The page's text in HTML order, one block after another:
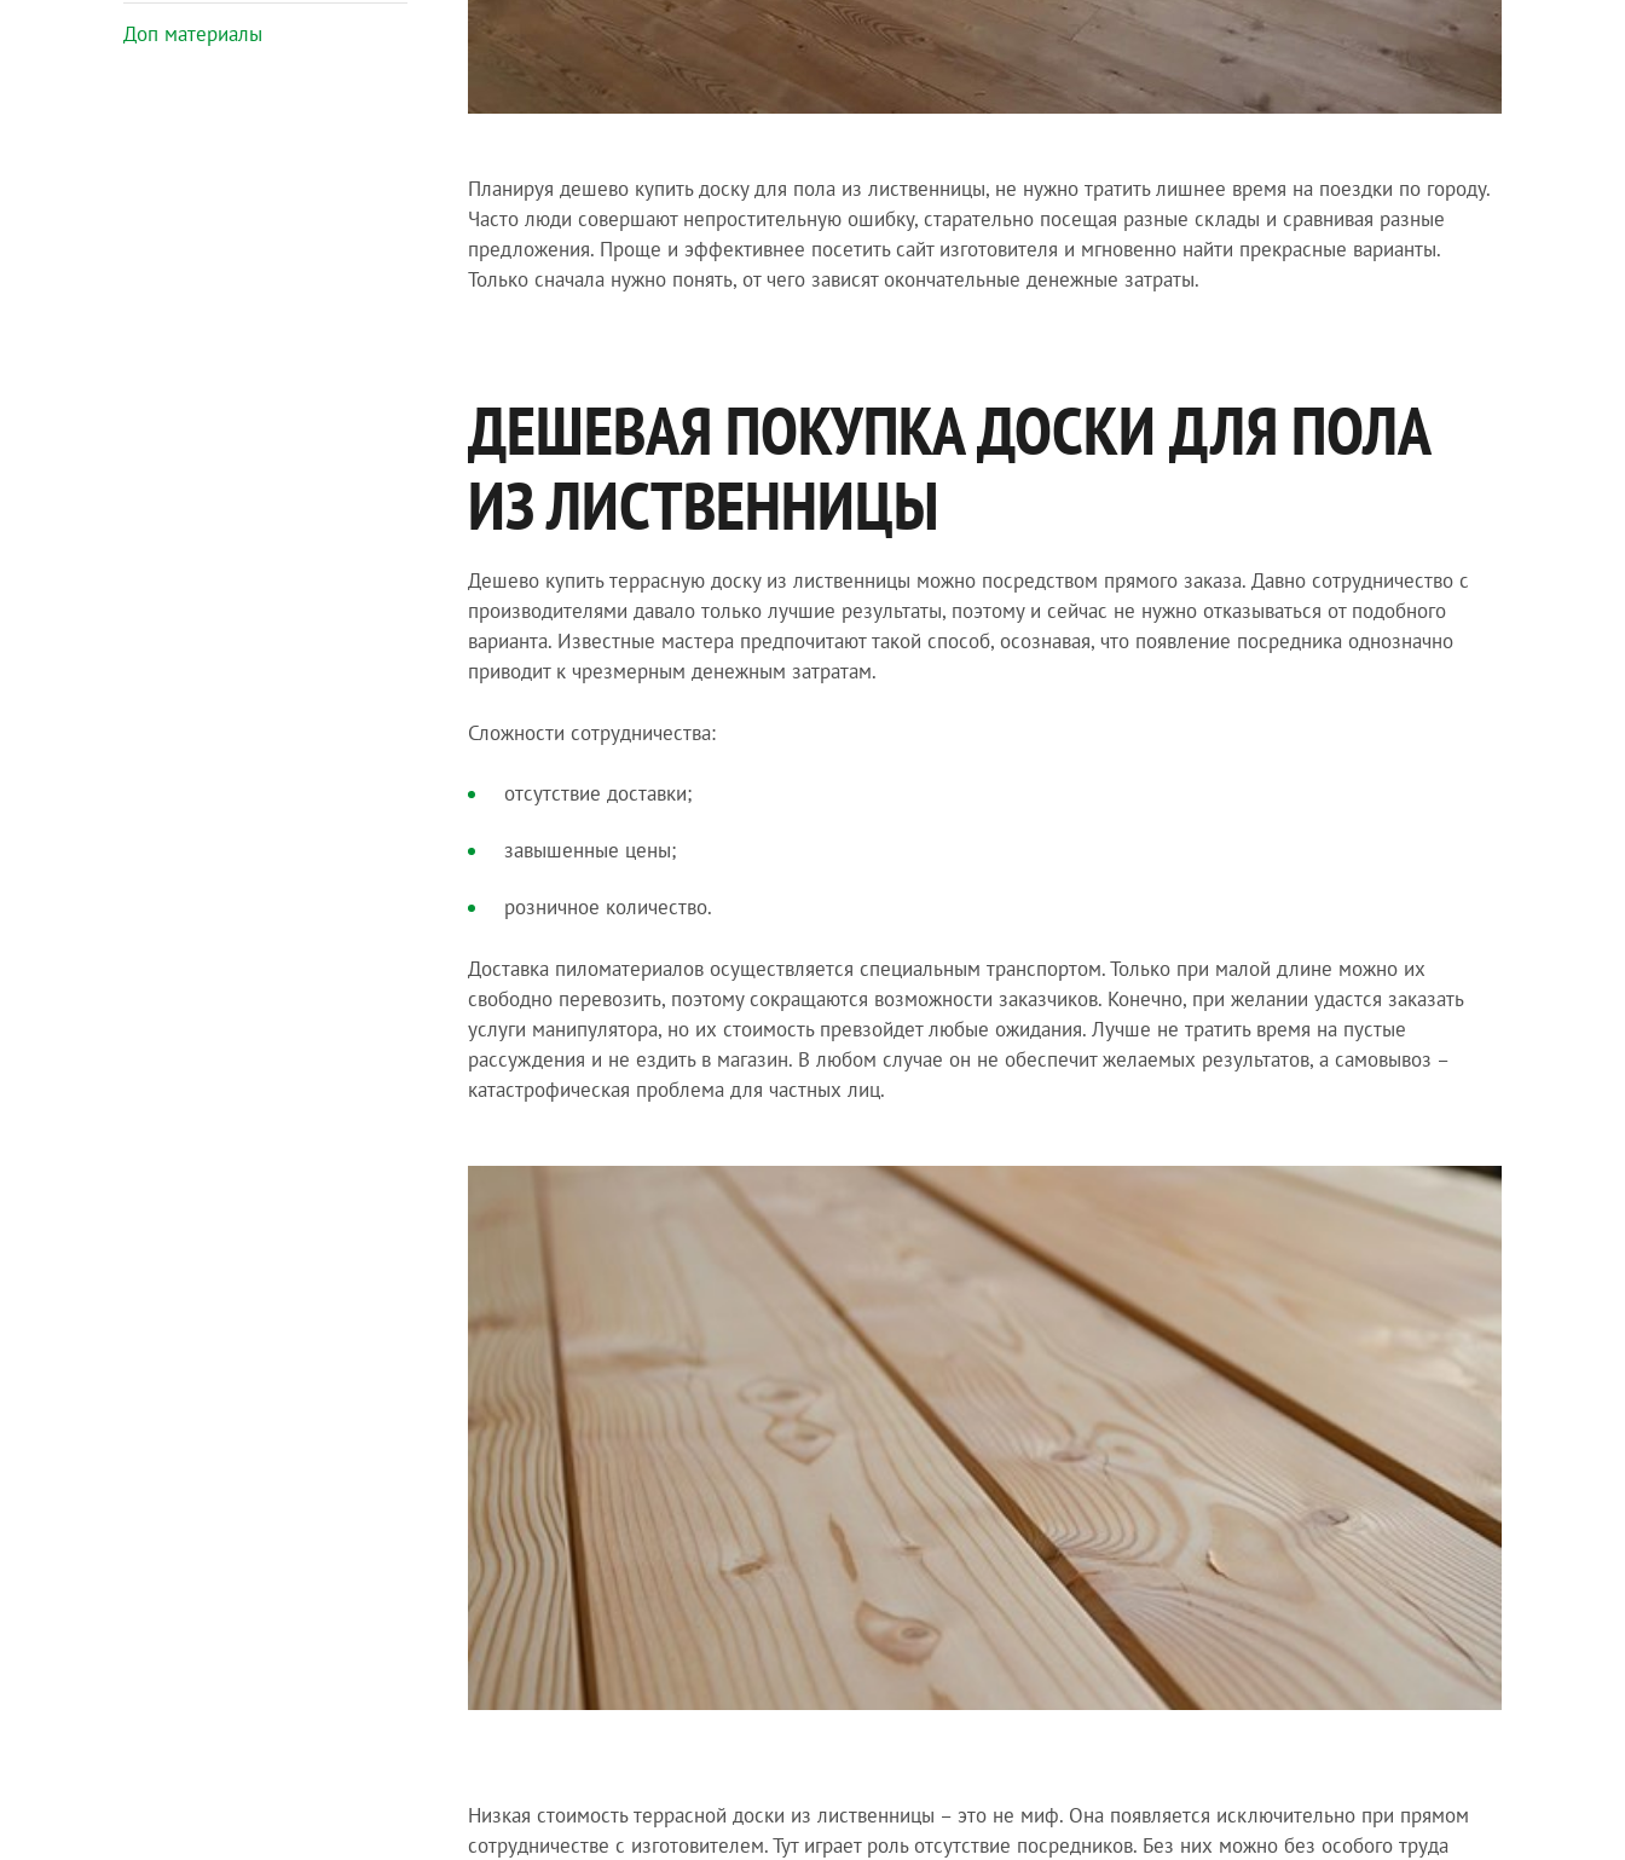
Доп материалы
Планируя дешево купить доску для пола из лиственницы, не нужно тратить лишнее время на поездки по городу.
Часто люди совершают непростительную ошибку, старательно посещая разные склады и сравнивая разные
предложения. Проще и эффективнее посетить сайт изготовителя и мгновенно найти прекрасные варианты.
Только сначала нужно понять, от чего зависят окончательные денежные затраты.
ДЕШЕВАЯ ПОКУПКА ДОСКИ ДЛЯ ПОЛА
ИЗ ЛИСТВЕННИЦЫ
Дешево купить террасную доску из лиственницы можно посредством прямого заказа. Давно сотрудничество с
производителями давало только лучшие результаты, поэтому и сейчас не нужно отказываться от подобного
варианта. Известные мастера предпочитают такой способ, осознавая, что появление посредника однозначно
приводит к чрезмерным денежным затратам.
Сложности сотрудничества:
отсутствие доставки;
завышенные цены;
розничное количество.
Доставка пиломатериалов осуществляется специальным транспортом. Только при малой длине можно их
свободно перевозить, поэтому сокращаются возможности заказчиков. Конечно, при желании удастся заказать
услуги манипулятора, но их стоимость превзойдет любые ожидания. Лучше не тратить время на пустые
рассуждения и не ездить в магазин. В любом случае он не обеспечит желаемых результатов, а самовывоз –
катастрофическая проблема для частных лиц.
Низкая стоимость террасной доски из лиственницы – это не миф. Она появляется исключительно при прямом
сотрудничестве с изготовителем. Тут играет роль отсутствие посредников. Без них можно без особого труда